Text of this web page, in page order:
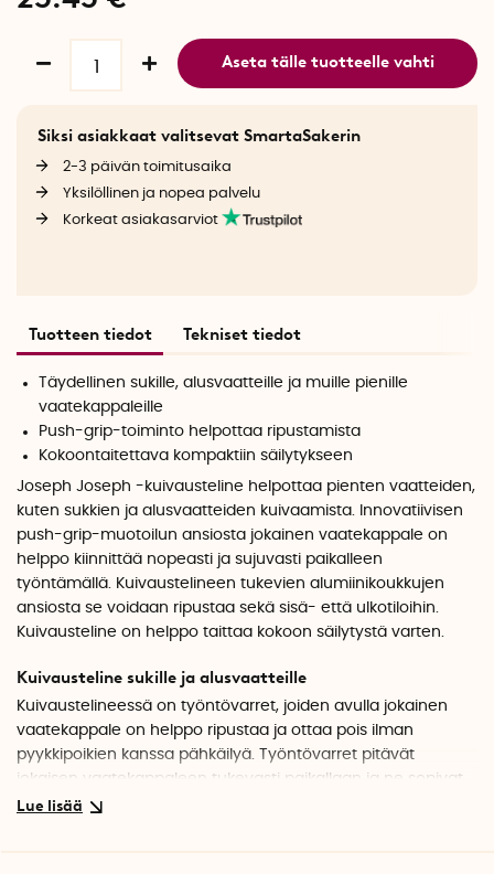
Aseta tälle tuotteelle vahti
Siksi asiakkaat valitsevat SmartaSakerin
2-3 päivän toimitusaika
Yksilöllinen ja nopea palvelu
Korkeat asiakasarviot
Tuotteen tiedot Tekniset tiedot
Täydellinen sukille, alusvaatteille ja muille pienille
vaatekappaleille
Push-grip-toiminto helpottaa ripustamista
Kokoontaitettava kompaktiin säilytykseen
Joseph Joseph -kuivausteline helpottaa pienten vaatteiden,
kuten sukkien ja alusvaatteiden kuivaamista. Innovatiivisen
push-grip-muotoilun ansiosta jokainen vaatekappale on
helppo kiinnittää nopeasti ja sujuvasti paikalleen
työntämällä. Kuivaustelineen tukevien alumiinikoukkujen
ansiosta se voidaan ripustaa sekä sisä- että ulkotiloihin.
Kuivausteline on helppo taittaa kokoon säilytystä varten.
Kuivausteline sukille ja alusvaatteille
Kuivaustelineessä on työntövarret, joiden avulla jokainen
vaatekappale on helppo ripustaa ja ottaa pois ilman
pyykkipoikien kanssa pähkäilyä. Työntövarret pitävät
jokaisen vaatekappaleen tukevasti paikallaan ja ne sopivat
erinomaisesti pienemmille ja kevyemmille vaatekappaleille,